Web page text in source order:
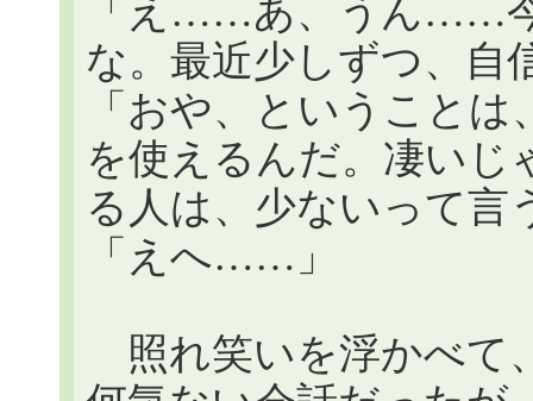
「え……あ、うん……
な。最近少しずつ、自
「おや、ということ
を使えるんだ。凄いじ
る人は、少ないって言
「えへ……」
照れ笑いを浮かべて